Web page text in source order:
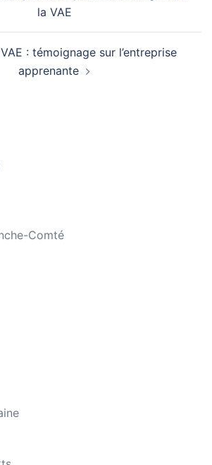
la VAE
: témoignage sur l’entreprise
apprenante
Comté